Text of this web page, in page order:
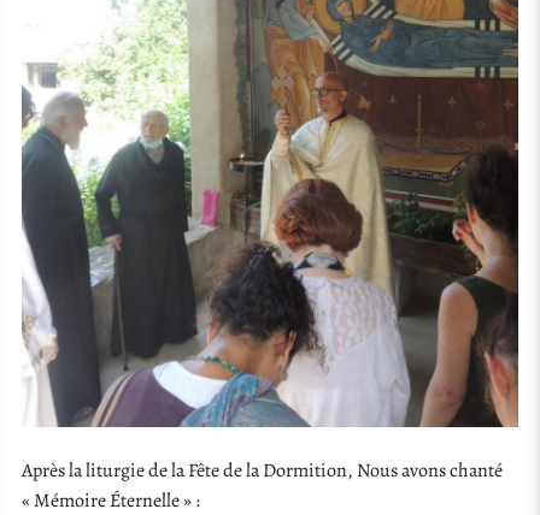
Après la liturgie de la Fête de la Dormition, Nous avons chanté
« Mémoire Éternelle » :